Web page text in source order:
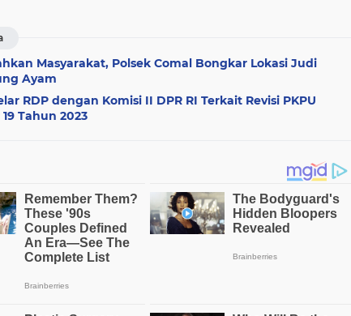
Masyarakat, Polsek Comal Bongkar Lokasi Judi
Ayam
RDP dengan Komisi II DPR RI Terkait Revisi PKPU
Tahun 2023